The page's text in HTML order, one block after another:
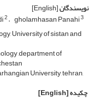
نویسندگان[English]
2 gholamhasan Panahi3
University of sistan and
,department of
University, tehran,
چکیده[English]